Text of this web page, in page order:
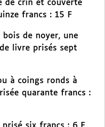
de crin et couverte
francs : 15 F
de noyer, une
livre prisés sept
à coings ronds à
quarante francs :